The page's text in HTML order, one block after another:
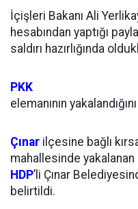
İçişleri Bakanı Ali
hesabından yaptığı
saldırı hazırlığında
PKK
elemanının
Çınar ilçesine bağlı
mahallesinde yakalanan
HDP’li Çınar
belirtildi.